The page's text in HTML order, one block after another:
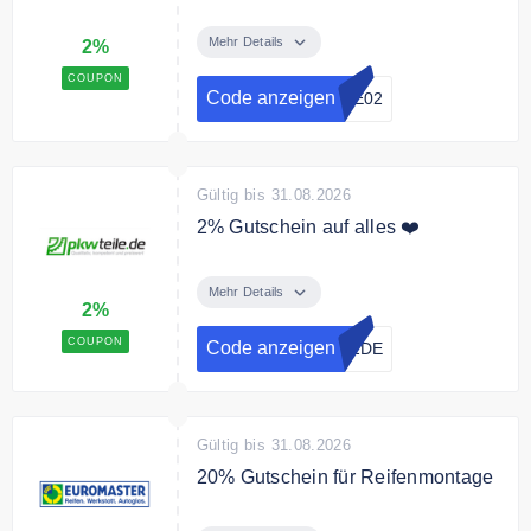
2%
COUPON
Autodoc
Mehr Details
Code anzeigen DE02
2%
COUPON
Gültig bis 31.08.2026
2% Gutschein auf alles ❤️
Sortiment.
Mehr Details
Code anzeigen 02DE
Gültig bis 31.08.2026
20% Gutschein für Reifenmontage